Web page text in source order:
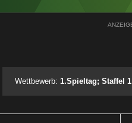
Wettbewerb:1.Spieltag; Staffel 1 -